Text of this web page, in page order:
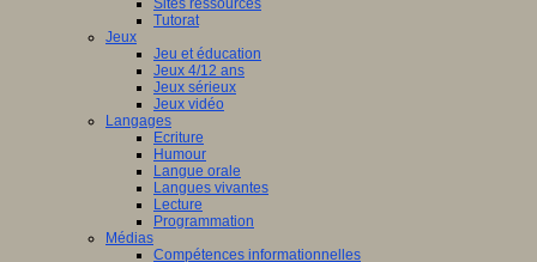
Sites ressources
Tutorat
Jeux
Jeu et éducation
Jeux 4/12 ans
Jeux sérieux
Jeux vidéo
Langages
Ecriture
Humour
Langue orale
Langues vivantes
Lecture
Programmation
Médias
Compétences informationnelles